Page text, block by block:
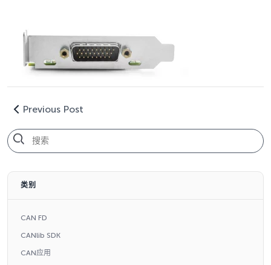
Previous Post
类别
CAN FD
CANlib SDK
CAN应用